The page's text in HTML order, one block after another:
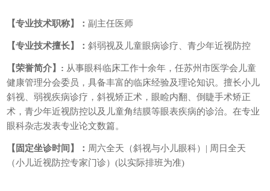
【专业技术职称】：副主任医师
【专业技术擅长】：斜弱视及儿童眼病诊疗、青少年近视防控
【荣誉简介】: 从事眼科临床工作十余年，任苏州市医学会儿童
健康管理分会委员，具备丰富的临床经验及理论知识。擅长小儿
斜视、弱视疾病诊疗，斜视矫正术，眼睑内翻、倒睫手术矫正
术，青少年近视防控以及儿童角结膜等眼表疾病的诊治。在专业
眼科杂志发表专业论文数篇。
【固定坐诊时间】： 周六全天（斜视与小儿眼科）| 周日全天
（小儿近视防控专家门诊）(以实际排班为准)